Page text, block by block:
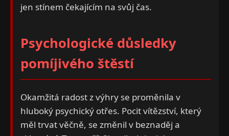
jen stínem čekajícím na svůj čas.
Psychologické důsledky
pomíjivého štěstí
Okamžitá radost z výhry se proměnila v
hluboký psychický otřes. Pocit vítězství, který
měl trvat věčně, se změnil v beznaděj a